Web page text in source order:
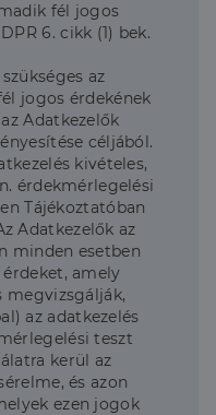
fél jogos
6. cikk (1) bek.
az
jogos érdekének
Adatkezelők
céljából.
kivételes,
érdekmérlegelési
Tájékoztatóban
Adatkezelők az
minden esetben
amely
megvizsgálják,
az adatkezelés
teszt
kerül az
és azon
ezen jogok
használja,
mint például
valós idejű
harmadik fél
hirdetőitől
2
hónap
4 hét
Ezt a cookie-t
a Doubleclick
állítja be, és
információkat
szolgáltat
arról, hogy a
végfelhasználó
hogyan
használja a
weboldalt, és
minden olyan
reklámról,
amelyet a
végfelhasználó
láthatott,
mielőtt
meglátogatta
az említett
weboldalt.